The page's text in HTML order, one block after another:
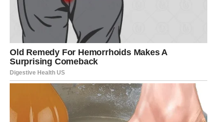
vam je stalo – to se vidi.
Ako ste slobodni, moguće je poznanstvo sa osobom koja
vas vidi kao ravnopravnog partnera, a ne kao izazov koji
treba „osvojiti“.
Ovo je period kada ljubav prestaje da bude bojno polje i
postaje prostor sigurnosti.